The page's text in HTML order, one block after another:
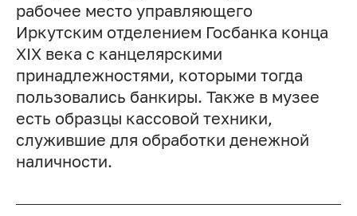
рабочее место управляющего
Иркутским отделением Госбанка конца
XIX века с канцелярскими
принадлежностями, которыми тогда
пользовались банкиры. Также в музее
есть образцы кассовой техники,
служившие для обработки денежной
наличности.